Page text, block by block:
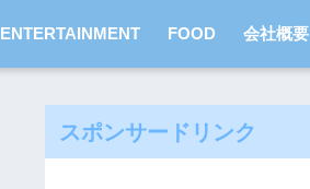
ENTERTAINMENT FOOD 会社概要
スポンサードリンク